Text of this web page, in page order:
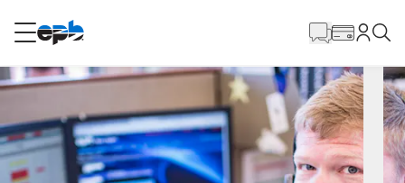
RESIDENCIAL
Internet
principal